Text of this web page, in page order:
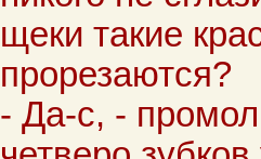
щеки такие
прорезаются?
- Да-с, -